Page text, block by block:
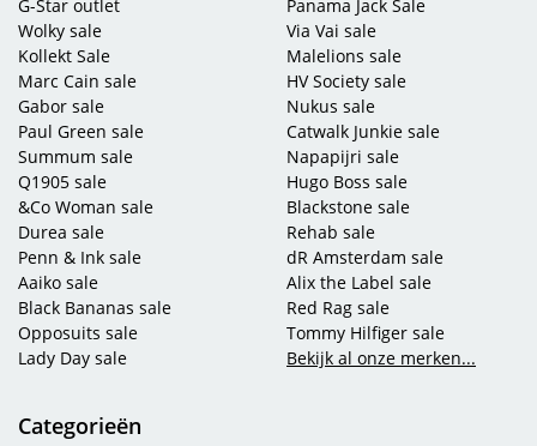
G-Star outlet
Wolky sale
Kollekt Sale
Marc Cain sale
Gabor sale
Paul Green sale
Summum sale
Q1905 sale
&Co Woman sale
Durea sale
Penn & Ink sale
Aaiko sale
Black Bananas sale
Opposuits sale
Lady Day sale
Panama Jack Sale
Via Vai sale
Malelions sale
HV Society sale
Nukus sale
Catwalk Junkie sale
Napapijri sale
Hugo Boss sale
Blackstone sale
Rehab sale
dR Amsterdam sale
Alix the Label sale
Red Rag sale
Tommy Hilfiger sale
Bekijk al onze merken...
Categorieën